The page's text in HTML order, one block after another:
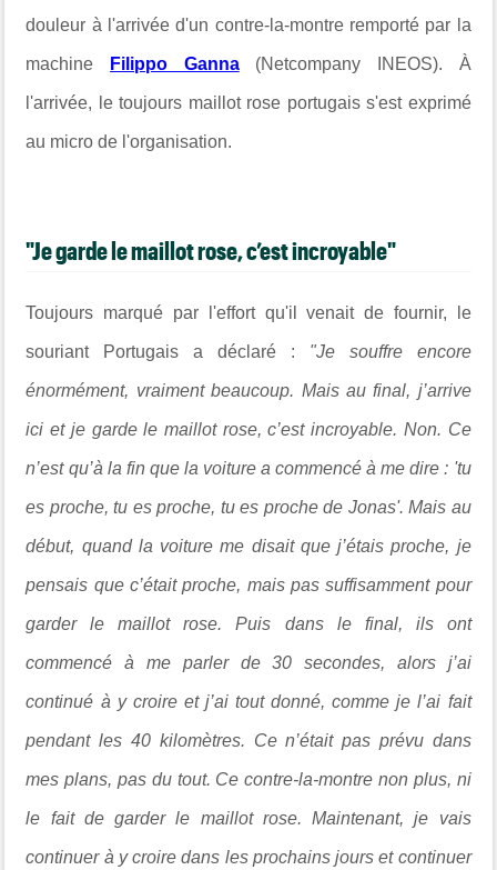
douleur à l'arrivée d'un contre-la-montre remporté par la
machine Filippo Ganna(Netcompany INEOS). À
l'arrivée, le toujours maillot rose portugais s'est exprimé
au micro de l'organisation.
"Je garde le maillot rose, c’est incroyable"
Toujours marqué par l'effort qu'il venait de fournir, le
souriant Portugais a déclaré : "Je souffre encore
énormément, vraiment beaucoup. Mais au final, j’arrive
ici et je garde le maillot rose, c’est incroyable. Non. Ce
n’est qu’à la fin que la voiture a commencé à me dire : 'tu
es proche, tu es proche, tu es proche de Jonas'. Mais au
début, quand la voiture me disait que j’étais proche, je
pensais que c’était proche, mais pas suffisamment pour
garder le maillot rose. Puis dans le final, ils ont
commencé à me parler de 30 secondes, alors j’ai
continué à y croire et j’ai tout donné, comme je l’ai fait
pendant les 40 kilomètres. Ce n’était pas prévu dans
mes plans, pas du tout. Ce contre-la-montre non plus, ni
le fait de garder le maillot rose. Maintenant, je vais
continuer à y croire dans les prochains jours et continuer